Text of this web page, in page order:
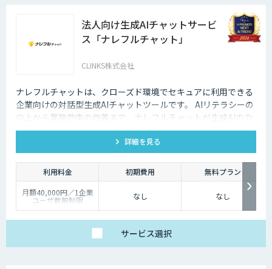
法人向け生成AIチャットサービ
ス「ナレフルチャット」
CLINKS株式会社
ナレフルチャットは、クローズド環境でセキュアに利用できる
企業向けの対話型生成AIチャットツールです。 AIリテラシーの
向上から業務効率の改善まで、ナレフルチャットが生成AIの力
を最大限に引き出し、生成AI活用をトータルでサポートしま
詳細を見る
利用料金 初期費用
無料プラン
月額40,000円／1企業
ユーザ数無制限 なし なし
サービス選択